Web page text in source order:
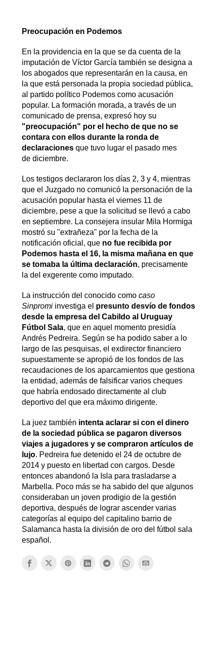
Preocupación en Podemos
En la providencia en la que se da cuenta de la
imputación de Víctor García también se designa a
los abogados que representarán en la causa, en
la que está personada la propia sociedad pública,
al partido político Podemos como acusación
popular. La formación morada, a través de un
comunicado de prensa, expresó hoy su
"preocupación" por el hecho de que no se
contara con ellos durante la ronda de
declaracionesque tuvo lugar el pasado mes
de diciembre.
Los testigos declararon los días 2, 3 y 4, mientras
que el Juzgado no comunicó la personación de la
acusación popular hasta el viernes 11 de
diciembre, pese a que la solicitud se llevó a cabo
en septiembre. La consejera insular Mila Hormiga
mostró su "extrañeza" por la fecha de la
notificación oficial, queno fue recibida por
Podemos hasta el 16, la misma mañana en que
se tomaba la última declaración, precisamente
la del exgerente como imputado.
La instrucción del conocido como caso
Sinpromi investiga el presunto desvío de fondos
desde la empresa del Cabildo al Uruguay
Fútbol Sala, que en aquel momento presidía
Andrés Pedreira. Según se ha podido saber a lo
largo de las pesquisas, el exdirector financiero
supuestamente se apropió de los fondos de las
recaudaciones de los aparcamientos que gestiona
la entidad, además de falsificar varios cheques
que habría endosado directamente al club
deportivo del que era máximo dirigente.
La juez también intenta aclarar si con el dinero
de la sociedad pública se pagaron diversos
viajes a jugadores y se compraron artículos de
lujo. Pedreira fue detenido el 24 de octubre de
2014 y puesto en libertad con cargos. Desde
entonces abandonó la Isla para trasladarse a
Marbella. Poco más se ha sabido del que algunos
consideraban un joven prodigio de la gestión
deportiva, después de lograr ascender varias
categorías al equipo del capitalino barrio de
Salamanca hasta la división de oro del fútbol sala
español.